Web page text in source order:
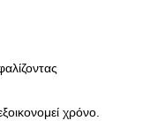
χρόνο.